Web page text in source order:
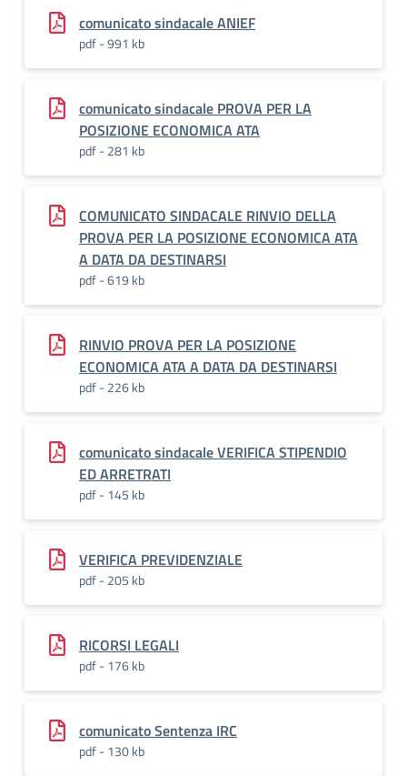
comunicato sindacale ANIEF
pdf - 991 kb
comunicato sindacale PROVA PER LA
POSIZIONE ECONOMICA ATA
pdf - 281 kb
COMUNICATO SINDACALE RINVIO DELLA
PROVA PER LA POSIZIONE ECONOMICA ATA
A DATA DA DESTINARSI
pdf - 619 kb
RINVIO PROVA PER LA POSIZIONE
ECONOMICA ATA A DATA DA DESTINARSI
pdf - 226 kb
comunicato sindacale VERIFICA STIPENDIO
ED ARRETRATI
pdf - 145 kb
VERIFICA PREVIDENZIALE
pdf - 205 kb
RICORSI LEGALI
pdf - 176 kb
comunicato Sentenza IRC
pdf - 130 kb